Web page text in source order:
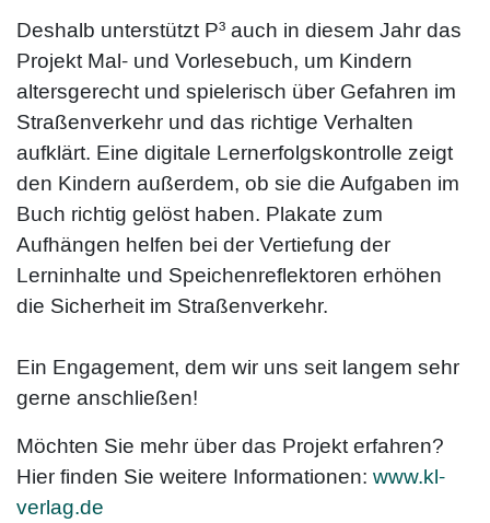
Deshalb unterstützt P³ auch in diesem Jahr das
Projekt Mal- und Vorlesebuch, um Kindern
altersgerecht und spielerisch über Gefahren im
Straßenverkehr und das richtige Verhalten
aufklärt. Eine digitale Lernerfolgskontrolle zeigt
den Kindern außerdem, ob sie die Aufgaben im
Buch richtig gelöst haben. Plakate zum
Aufhängen helfen bei der Vertiefung der
Lerninhalte und Speichenreflektoren erhöhen
die Sicherheit im Straßenverkehr.
Ein Engagement, dem wir uns seit langem sehr
gerne anschließen!
Möchten Sie mehr über das Projekt erfahren?
Hier finden Sie weitere Informationen: www.kl-
verlag.de